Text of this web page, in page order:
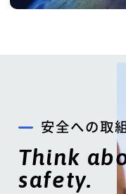
安全への取
Think
safety.